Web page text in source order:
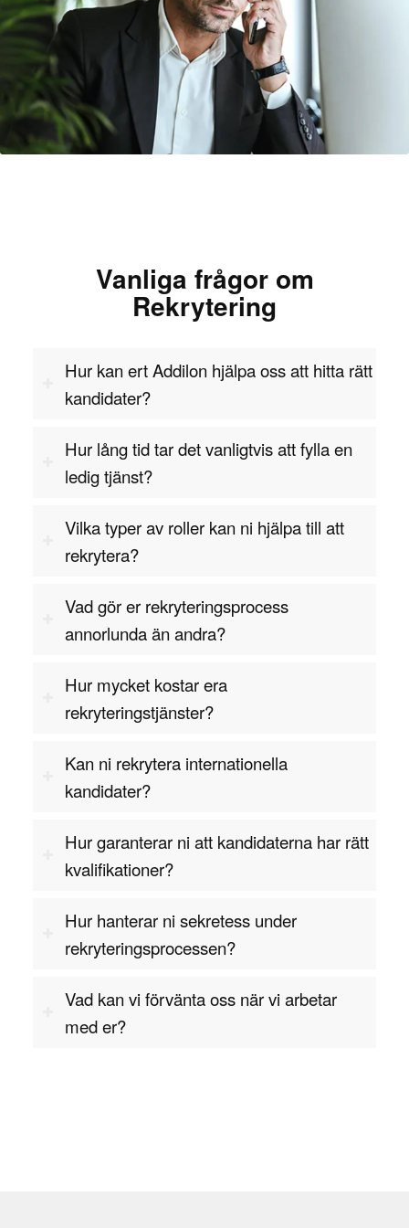
mot dessa framväxande hot.
Genom att rekrytera en skicklig kryptograf kan
företag säkerställa att deras informationssäkerhet
är stark, att deras data är skyddad och att de
följer internationella säkerhetsstandarder.
bakgrund inom matematik, datavetenskap eller
informationssäkerhet, ofta med specialisering
inom kryptografi. Djupgående kunskap inom
komplexitetsanalys är avgörande för att förstå och
utveckla krypteringsmetoder. Certifieringar som
Information Systems Security Professional) eller
specifika kryptografikurser är ofta eftertraktade
för denna roll.
Problemlösningsförmåga är en av de viktigaste
egenskaperna hos en kryptograf. De måste kunna
designa algoritmer som kan lösa dessa problem
på ett effektivt och säkert sätt. Deras förmåga att
kunna utveckla krypteringslösningar som kan
motstå både nuvarande och framtida hot.
kryptografer ofta arbetar nära med IT-
säkerhetsteam och utvecklare för att
kunna förklara tekniska koncept på ett sätt som är
förståeligt för både tekniska och icke-tekniska
säkerställa att säkerhetslösningarna integreras
korrekt.
Teknisk nyfikenhet och förmågan att hålla sig
uppdaterad om de senaste kryptografiska
Vanliga frågor om
Rekrytering
Hur kan ert Addilon hjälpa oss att hitta rätt
kandidater?
Hur lång tid tar det vanligtvis att fylla en
ledig tjänst?
Vilka typer av roller kan ni hjälpa till att
rekrytera?
Vad gör er rekryteringsprocess
annorlunda än andra?
Hur mycket kostar era
rekryteringstjänster?
Kan ni rekrytera internationella
kandidater?
Hur garanterar ni att kandidaterna har rätt
kvalifikationer?
Hur hanterar ni sekretess under
rekryteringsprocessen?
Vad kan vi förvänta oss när vi arbetar
med er?